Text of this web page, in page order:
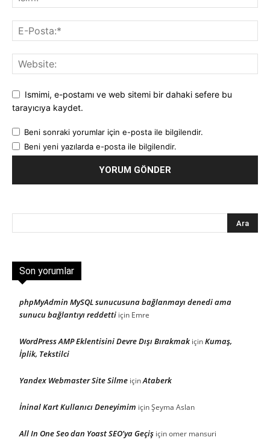
Ismimi, e-postamı ve web sitemi bir dahaki sefere bu
tarayıcıya kaydet.
Beni sonraki yorumlar için e-posta ile bilgilendir.
Beni yeni yazılarda e-posta ile bilgilendir.
Son yorumlar
phpMyAdmin MySQL sunucusuna bağlanmayı denedi ama
sunucu bağlantıyı reddetti için Emre
WordPress AMP Eklentisini Devre Dışı Bırakmak içinKumaş,
İplik, Tekstilci
Yandex Webmaster Site Silme içinAtaberk
İninal Kart Kullanıcı Deneyimim içinŞeyma Aslan
All In One Seo dan Yoast SEO’ya Geçiş içinomer mansuri